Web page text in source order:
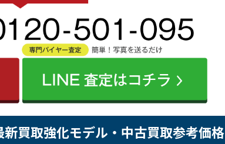
買取強化モデル・中古買取参考価格